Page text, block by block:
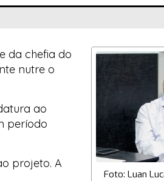
Foto: Luan
da chefia do
nutre o
ao
período
projeto. A